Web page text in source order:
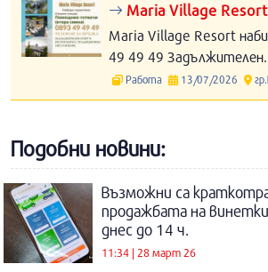
Maria Village
Maria Village Resort
49 49 49
Работа 13/07/2026
Подобни новини:
Възможни са
продажбата на
днес до 14 ч.
11:34 | 28 март 26